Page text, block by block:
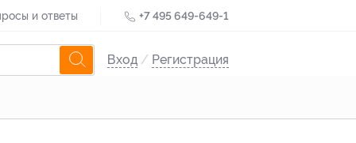
и ответы +7 495 649-649-1
Вход / Регистрация